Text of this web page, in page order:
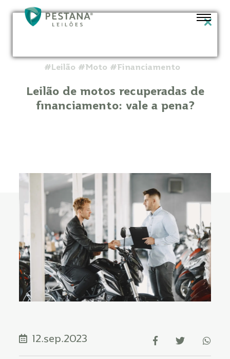
#Leilão #Moto #Financiamento
Leilão de motos recuperadas de
financiamento: vale a pena?
12.sep.2023